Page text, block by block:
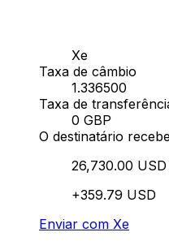
Xe
Taxa de câmbio
1.336500
Taxa de
0 GBP
O destinatário
26,730.00 USD
+359.79 USD
Enviar com Xe